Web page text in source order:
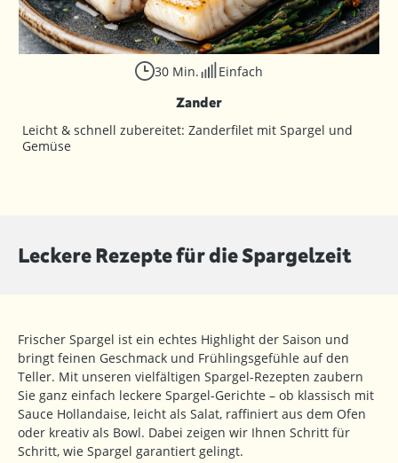
30 Min. Einfach
Zander
Leicht & schnell zubereitet: Zanderfilet mit Spargel und
Gemüse
Leckere Rezepte für die Spargelzeit
Frischer Spargel ist ein echtes Highlight der Saison und
bringt feinen Geschmack und Frühlingsgefühle auf den
Teller. Mit unseren vielfältigen Spargel-Rezepten zaubern
Sie ganz einfach leckere Spargel-Gerichte – ob klassisch mit
Sauce Hollandaise, leicht als Salat, raffiniert aus dem Ofen
oder kreativ als Bowl. Dabei zeigen wir Ihnen Schritt für
Schritt, wie Spargel garantiert gelingt.